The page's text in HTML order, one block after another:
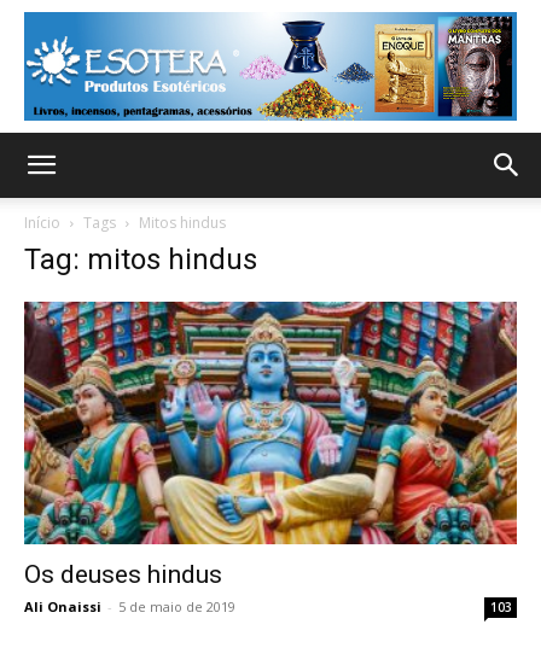
Início Tags Mitos hindus
Tag: mitos hindus
Os deuses hindus
Ali Onaissi - 5 de maio de 2019 103